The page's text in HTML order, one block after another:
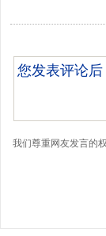
我们尊重网友发言的